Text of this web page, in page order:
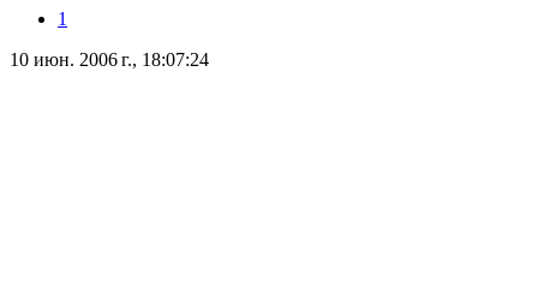
1
10 июн. 2006 г., 18:07:24